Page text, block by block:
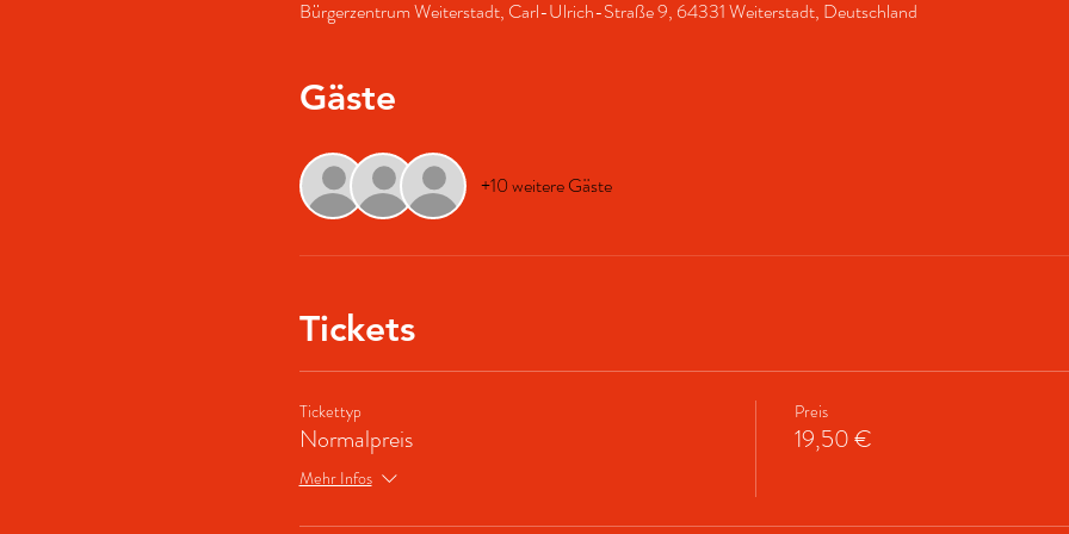
Bürgerzentrum Weiterstadt, Carl-Ulrich-Straße 9, 64331 Weiterstadt, Deutschland
Gäste
+10 weitere Gäste
Tickets
Tickettyp
Normalpreis
Mehr Infos
Preis
19,50 €